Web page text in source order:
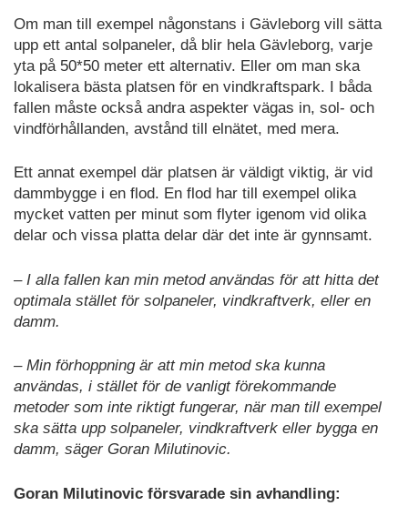
Om man till exempel någonstans i Gävleborg vill sätta
upp ett antal solpaneler, då blir hela Gävleborg, varje
yta på 50*50 meter ett alternativ. Eller om man ska
lokalisera bästa platsen för en vindkraftspark. I båda
fallen måste också andra aspekter vägas in, sol- och
vindförhållanden, avstånd till elnätet, med mera.
Ett annat exempel där platsen är väldigt viktig, är vid
dammbygge i en flod. En flod har till exempel olika
mycket vatten per minut som flyter igenom vid olika
delar och vissa platta delar där det inte är gynnsamt.
– I alla fallen kan min metod användas för att hitta det
optimala stället för solpaneler, vindkraftverk, eller en
damm.
– Min förhoppning är att min metod ska kunna
användas, i stället för de vanligt förekommande
metoder som inte riktigt fungerar, när man till exempel
ska sätta upp solpaneler, vindkraftverk eller bygga en
damm, säger Goran Milutinovic.
Goran Milutinovic försvarade sin avhandling: